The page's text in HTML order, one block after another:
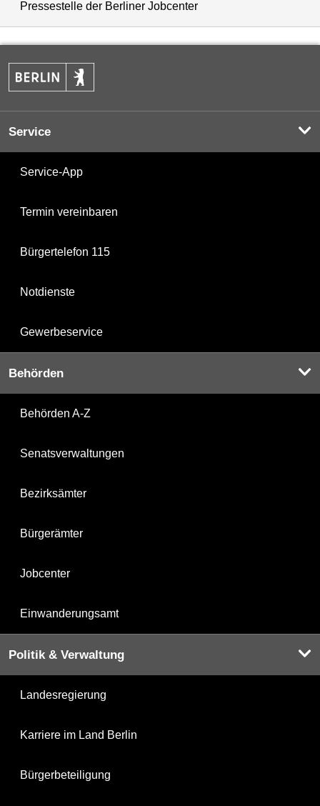
Pressestelle der Berliner Jobcenter
Service
Service-App
Termin vereinbaren
Bürgertelefon 115
Notdienste
Gewerbeservice
Behörden
Behörden A-Z
Senatsverwaltungen
Bezirksämter
Bürgerämter
Jobcenter
Einwanderungsamt
Politik & Verwaltung
Landesregierung
Karriere im Land Berlin
Bürgerbeteiligung